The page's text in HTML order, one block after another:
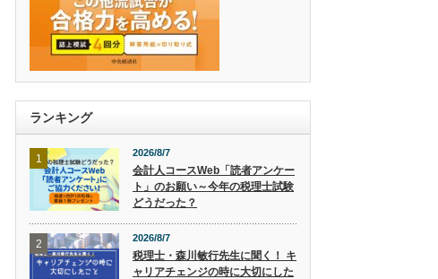
ランキング
1 2026/8/7
会計人コースWeb「読者アンケー
ト」のお願い～今年の税理士試験
どうだった？
2 2026/8/7
税理士・森川敏行先生に聞く！ キ
ャリアチェンジの時に大切にした